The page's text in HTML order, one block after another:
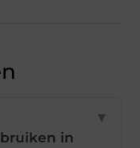
in
▼